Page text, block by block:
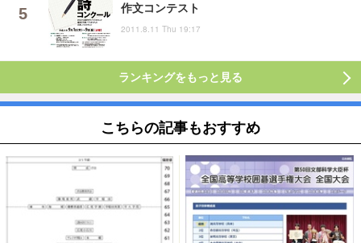
作文コンテスト
2011.8.11 Thu 19:17
ランキングをもっと見る
こちらの記事もおすすめ